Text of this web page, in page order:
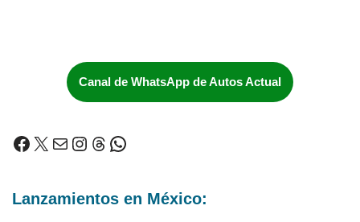
Canal de WhatsApp de Autos Actual
Lanzamientos en México: